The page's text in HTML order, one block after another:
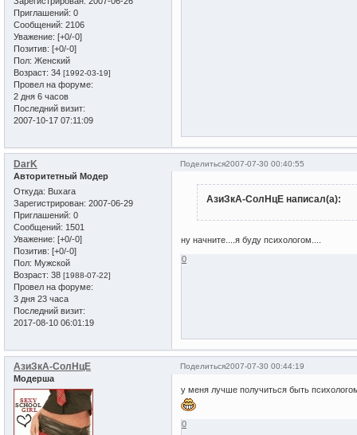
Приглашений: 0
Сообщений: 2106
Уважение: [+0/-0]
Позитив: [+0/-0]
Пол: Женский
Возраст: 34 [1992-03-19]
Провел на форуме:
2 дня 6 часов
Последний визит:
2007-10-17 07:11:09
Поделиться2007-07-30 00:40:55
DarK
Авторитетный Модер
Откуда: Buxara
Зарегистрирован: 2007-06-29
Приглашений: 0
Сообщений: 1501
Уважение: [+0/-0]
Позитив: [+0/-0]
Пол: Мужской
Возраст: 38 [1988-07-22]
Провел на форуме:
3 дня 23 часа
Последний визит:
2017-08-10 06:01:19
АзиЗкА-СолНцЕ написал(а):
ну начните....я буду психологом....
0
Поделиться2007-07-30 00:44:19
АзиЗкА-СолНцЕ
Модерша
у меня лучше получиться быть
0